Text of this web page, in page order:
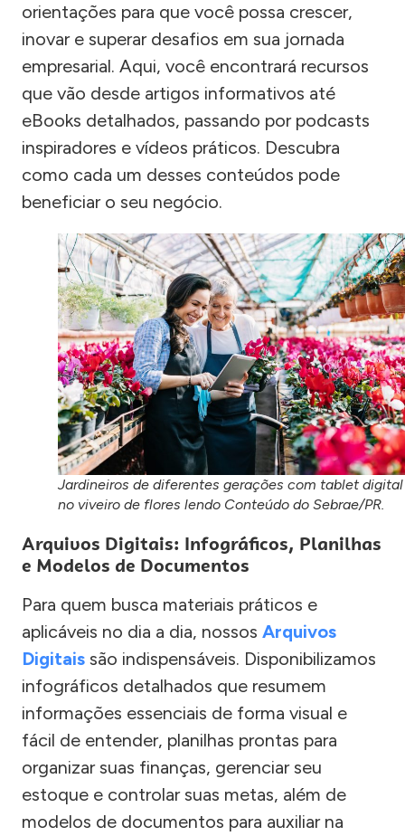
orientações para que você possa crescer,
inovar e superar desafios em sua jornada
empresarial. Aqui, você encontrará recursos
que vão desde artigos informativos até
eBooks detalhados, passando por podcasts
inspiradores e vídeos práticos. Descubra
como cada um desses conteúdos pode
beneficiar o seu negócio.
Jardineiros de diferentes gerações com tablet digital
no viveiro de flores lendo Conteúdo do Sebrae/PR.
Arquivos Digitais: Infográficos, Planilhas
e Modelos de Documentos
Para quem busca materiais práticos e
aplicáveis no dia a dia, nossos Arquivos
Digitais são indispensáveis. Disponibilizamos
infográficos detalhados que resumem
informações essenciais de forma visual e
fácil de entender, planilhas prontas para
organizar suas finanças, gerenciar seu
estoque e controlar suas metas, além de
modelos de documentos para auxiliar na